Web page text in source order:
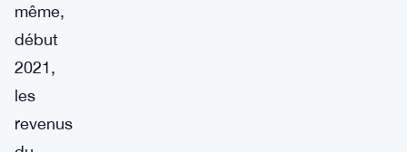
même,
début
2021,
les
revenus